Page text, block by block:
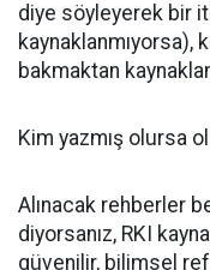
diye söyleyerek bir
kaynaklanmıyorsa),
bakmaktan
Kim yazmış olursa
Alınacak rehberler
diyorsanız, RKI
güvenilir, bilimsel